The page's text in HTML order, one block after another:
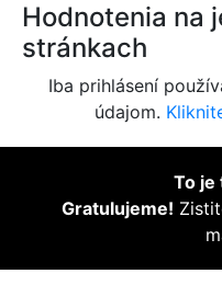
Hodnotenia na
stránkach
Iba prihlásení
údajom.
To je
Gratulujeme!